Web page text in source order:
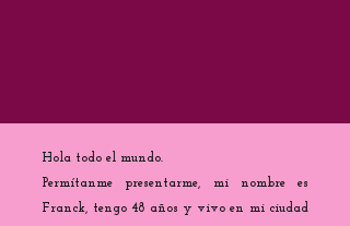
Hola todo el mundo.
Permítanme presentarme, mi nombre es
Franck, tengo 48 años y vivo en mi ciudad